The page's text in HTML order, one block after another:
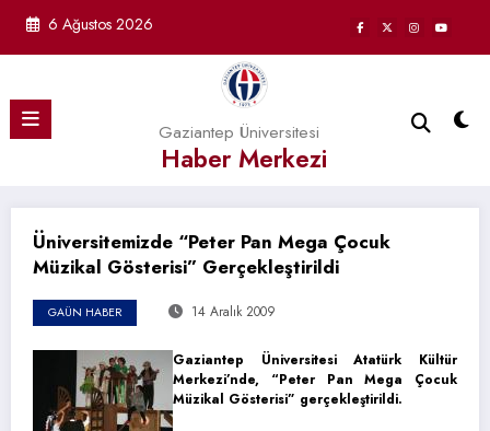
6 Ağustos 2026
Gaziantep Üniversitesi
Haber Merkezi
Üniversitemizde “Peter Pan Mega Çocuk
Müzikal Gösterisi” Gerçekleştirildi
GAÜN HABER 14 Aralık 2009
Gaziantep Üniversitesi Atatürk Kültür
Merkezi’nde, “Peter Pan Mega Çocuk
Müzikal Gösterisi” gerçekleştirildi.